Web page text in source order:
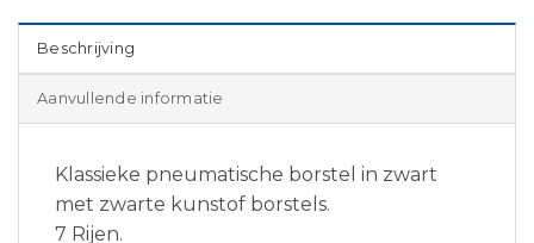
Beschrijving
Aanvullende informatie
Klassieke pneumatische borstel in zwart
met zwarte kunstof borstels.
7 Rijen.